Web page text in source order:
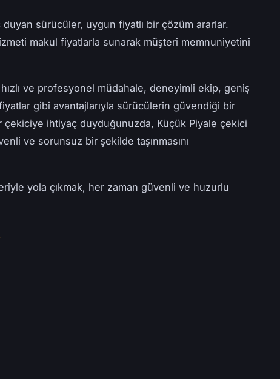
sürücüler, uygun fiyatlı bir çözüm ararlar.
makul fiyatlarla sunarak müşteri memnuniyetini
ve profesyonel müdahale, deneyimli ekip, geniş
gibi avantajlarıyla sürücülerin güvendiği bir
çekiciye ihtiyaç duyduğunuzda, Küçük Piyale çekici
ve sorunsuz bir şekilde taşınmasını
yola çıkmak, her zaman güvenli ve huzurlu